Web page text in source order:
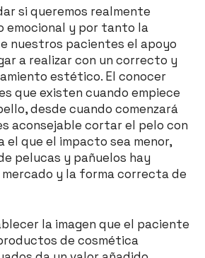
si queremos realmente
emocional y por tanto la
nuestros pacientes el apoyo
a realizar con un correcto y
estético. El conocer
que existen cuando empiece
desde cuando comenzará
aconsejable cortar el pelo con
que el impacto sea menor,
pelucas y pañuelos hay
y la forma correcta de
la imagen que el paciente
de cosmética